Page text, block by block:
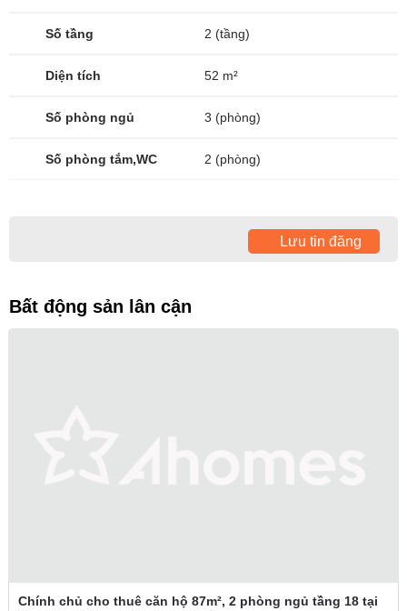
Số tầng 2 (tầng)
Diện tích 52 m²
Số phòng ngủ 3 (phòng)
Số phòng tắm,WC 2 (phòng)
Lưu tin đăng
Bất động sản lân cận
Chính chủ cho thuê căn hộ 87m², 2 phòng ngủ tầng 18 tại